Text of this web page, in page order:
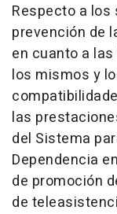
Respecto a
prevención de
en cuanto a
los mismos y
las
del Sistema
Dependencia
de promoción
de